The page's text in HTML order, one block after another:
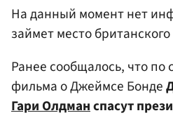
На данный момент нет
займет место
Ранее сообщалось, что по
фильма о Джеймсе Бонде
Гари Олдманспасут